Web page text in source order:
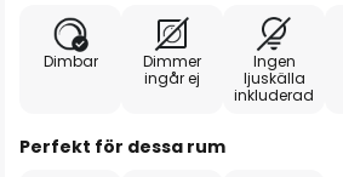
Dimbar
Dimmer
ingår ej
Ingen
ljuskälla
inkluderad
Perfekt för dessa rum